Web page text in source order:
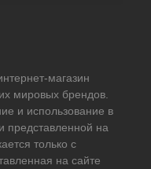
магазин
мировых брендов.
и использование в
представленной на
только с
на сайте